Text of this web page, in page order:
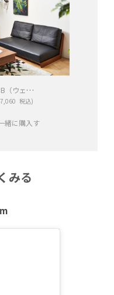
WEBB（ウェッブ）2Pソファ レザー（K705 ブラック）
税込)
緒に購入す
みる